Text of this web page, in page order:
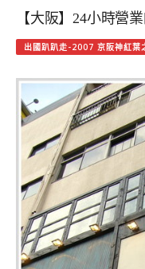
【大阪】24小時營
出國趴趴走-2007 京阪神紅葉